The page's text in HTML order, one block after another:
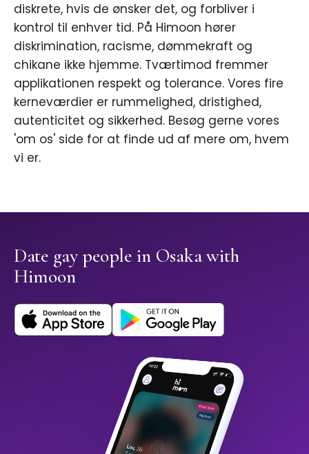
diskrete, hvis de ønsker det, og forbliver i
kontrol til enhver tid. På Himoon hører
diskrimination, racisme, dømmekraft og
chikane ikke hjemme. Tværtimod fremmer
applikationen respekt og tolerance. Vores fire
kerneværdier er rummelighed, dristighed,
autenticitet og sikkerhed. Besøg gerne vores
'om os' side for at finde ud af mere om, hvem
vi er.
Date gay people in Osaka with
Himoon